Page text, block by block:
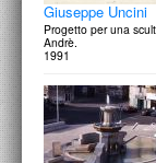
Giuseppe Uncini
Progetto per una
Andrè.
1991